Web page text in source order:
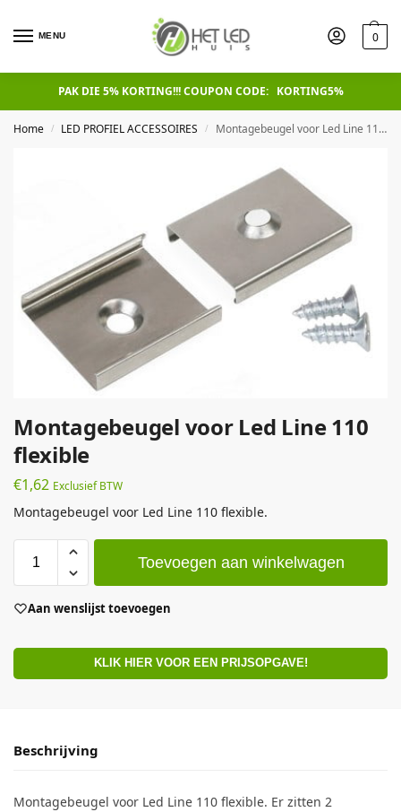
MENU 0
PAK DIE 5% KORTING!!! COUPON CODE: KORTING5%
Home / LED PROFIEL ACCESSOIRES / Montagebeugel voor Led Line 110 flexible
Montagebeugel voor Led Line 110
flexible
€1,62 Exclusief BTW
Montagebeugel voor Led Line 110 flexible.
Toevoegen aan winkelwagen
Aan wenslijst toevoegen
KLIK HIER VOOR EEN PRIJSOPGAVE!
Beschrijving
Montagebeugel voor Led Line 110 flexible. Er zitten 2